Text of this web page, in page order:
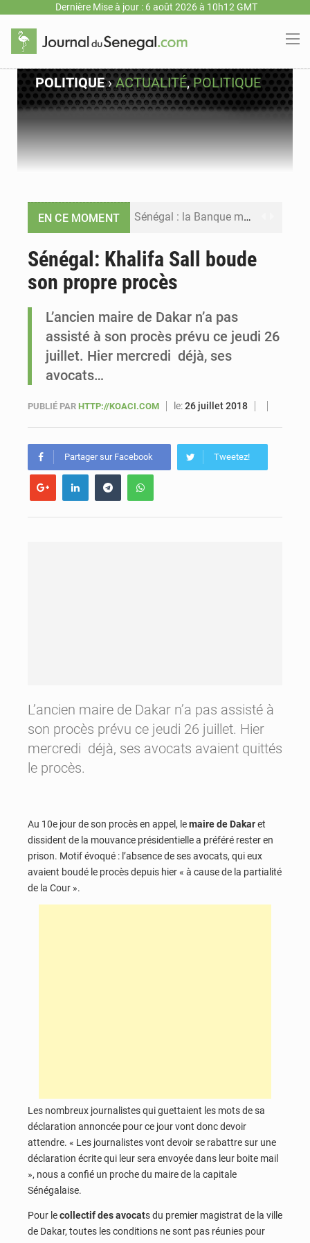
Dernière Mise à jour : 6 août 2026 à 10h12 GMT
POLITIQUE›ACTUALITÉ,POLITIQUE
EN CE MOMENT Sénégal : la Banque mondiale annonce un financement de 340 milliards FCFA pour soutenir les priorités de la Vision Sénégal 2050
Sénégal : la presse salue le nouvel appui financier de la Banque mondiale
Sénégal : Ousmane Diagne prêtera serment le 11 août comme président du Conseil constitutionnel
Sénégal: Khalifa Sall boude
son propre procès
L’ancien maire de Dakar n’a pas
assisté à son procès prévu ce jeudi 26
juillet. Hier mercredi déjà, ses
avocats…
PUBLIÉ PAR HTTP://KOACI.COM le:26 juillet 2018
Partager sur Facebook Tweetez!
L’ancien maire de Dakar n’a pas assisté à
son procès prévu ce jeudi 26 juillet. Hier
mercredi déjà, ses avocats avaient quittés
le procès.
Au 10e jour de son procès en appel, lemaire de Dakaret
dissident de la mouvance présidentielle a préféré rester en
prison. Motif évoqué : l’absence de ses avocats, qui eux
avaient boudé le procès depuis hier « à cause de la partialité
de la Cour ».
Les nombreux journalistes qui guettaient les mots de sa
déclaration annoncée pour ce jour vont donc devoir
attendre. « Les journalistes vont devoir se rabattre sur une
déclaration écrite qui leur sera envoyée dans leur boite mail
», nous a confié un proche du maire de la capitale
Sénégalaise.
Pour lecollectif des avocats du premier magistrat de la ville
de Dakar, toutes les conditions ne sont pas réunies pour